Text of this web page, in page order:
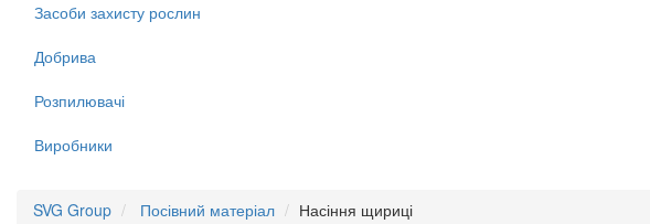
Засоби захисту рослин
Добрива
Розпилювачі
Виробники
SVG Group Посівний матеріал Насіння щириці